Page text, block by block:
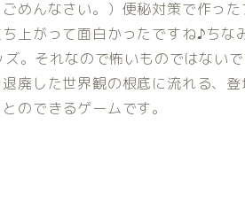
めんなさい。）便秘対策で作った
上がって面白かったですね♪ちな
。それなので怖いものではない
廃した世界観の根底に流れる、登
のできるゲームです。